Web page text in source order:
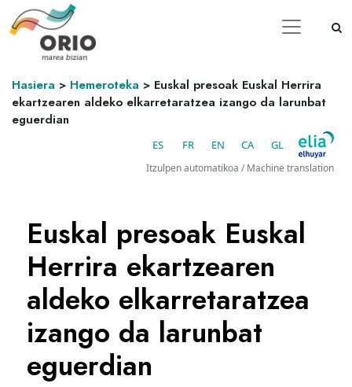
Hasiera > Hemeroteka > Euskal presoak Euskal Herrira
ekartzearen aldeko elkarretaratzea izango da larunbat
eguerdian
ES FR EN CA GL
Itzulpen automatikoa / Machine translation
Euskal presoak Euskal
Herrira ekartzearen
aldeko elkarretaratzea
izango da larunbat
eguerdian